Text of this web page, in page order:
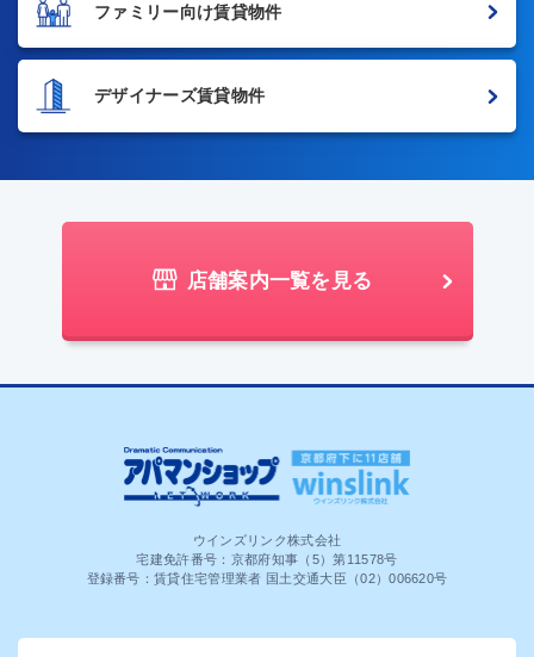
ファミリー向け賃貸物件
デザイナーズ賃貸物件
店舗案内一覧を見る
ウインズリンク株式会社
宅建免許番号：京都府知事（5）第11578号
登録番号：賃貸住宅管理業者 国土交通大臣（02）006620号